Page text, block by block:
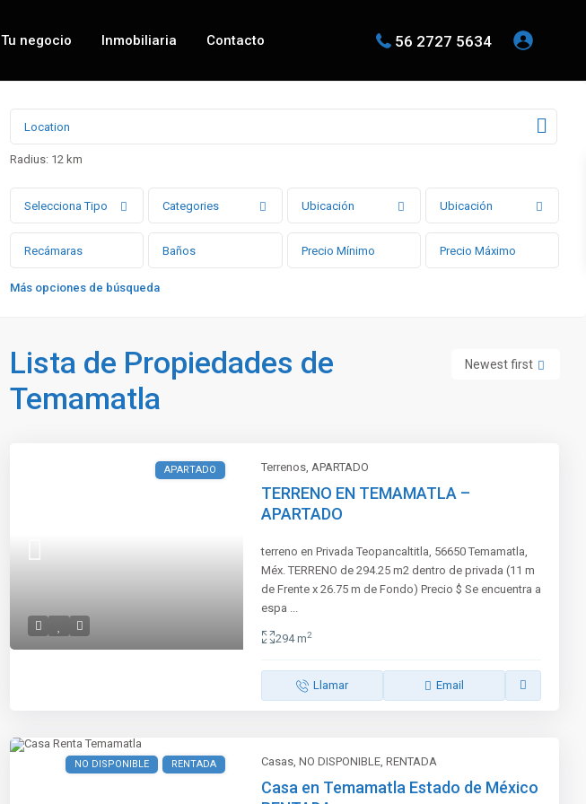
Tu negocio Inmobiliaria Contacto 56 2727 5634
Radius: 12 km
Selecciona Tipo Categories Ubicación Ubicación
Más opciones de búsqueda
Newest first
Lista de Propiedades de
Temamatla
APARTADO Terrenos, APARTADO
TERRENO EN TEMAMATLA –
APARTADO
terreno en Privada Teopancaltitla, 56650 Temamatla,
Méx. TERRENO de 294.25 m2 dentro de privada (11 m
de Frente x 26.75 m de Fondo) Precio $ Se encuentra a
espa ...
294 m2
Llamar Email
NO DISPONIBLE RENTADA Casas, NO DISPONIBLE, RENTADA
Casa en Temamatla Estado de México